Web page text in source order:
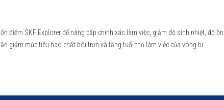
điểm SKF Explorer để nâng cấp chính xác làm việc, giảm độ sinh nhiệt, độ ồn
giảm mức tiêu hao chất bôi trơn và tăng tuổi thọ làm việc của vòng bi.